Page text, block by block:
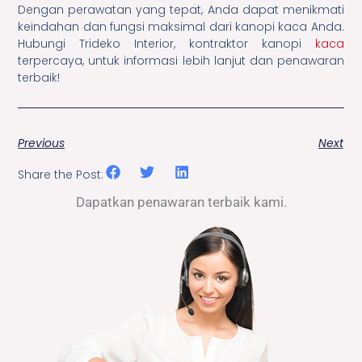
Dengan perawatan yang tepat, Anda dapat menikmati
keindahan dan fungsi maksimal dari kanopi kaca Anda.
Hubungi Trideko Interior, kontraktor kanopi kaca
terpercaya, untuk informasi lebih lanjut dan penawaran
terbaik!
Previous
Next
Share the Post:
Dapatkan penawaran terbaik kami.